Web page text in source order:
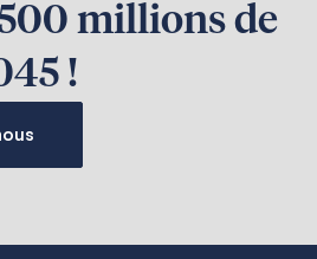
millions de
!